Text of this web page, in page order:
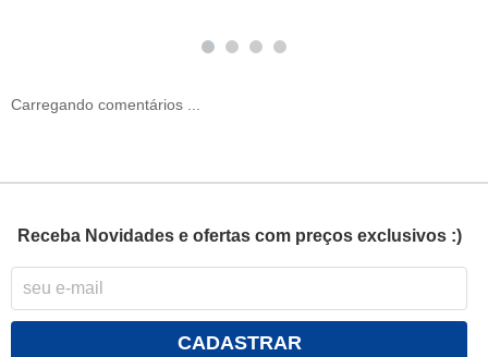
Carregando comentários ...
Receba Novidades e ofertas com preços exclusivos :)
CADASTRAR